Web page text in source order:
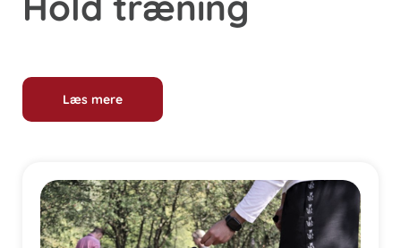
Læs mere